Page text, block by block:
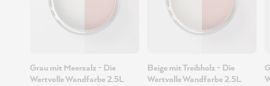
Grau mit Meersalz - Die
Wertvolle Wandfarbe 2.5L
Beige mit Treibholz - Die
Wertvolle Wandfarbe 2.5L